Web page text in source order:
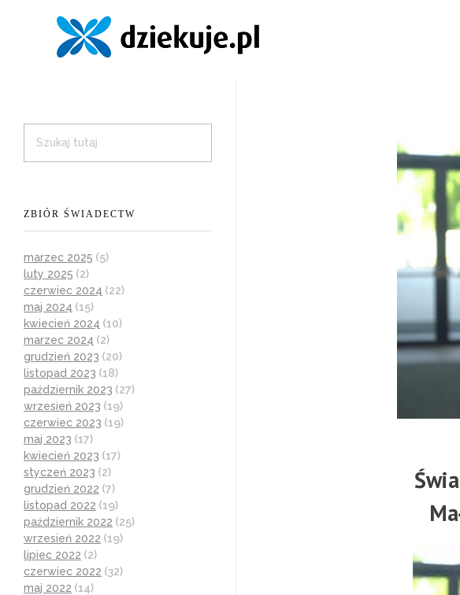
ZBIÓR ŚWIADECTW
marzec 2025 (5)
luty 2025 (2)
czerwiec 2024 (22)
maj 2024 (15)
kwiecień 2024 (10)
marzec 2024 (2)
grudzień 2023 (20)
listopad 2023 (18)
październik 2023 (27)
wrzesień 2023 (19)
czerwiec 2023 (19)
maj 2023 (17)
kwiecień 2023 (17)
styczeń 2023 (2)
grudzień 2022 (7)
listopad 2022 (19)
październik 2022 (25)
wrzesień 2022 (19)
lipiec 2022 (2)
czerwiec 2022 (32)
maj 2022 (14)